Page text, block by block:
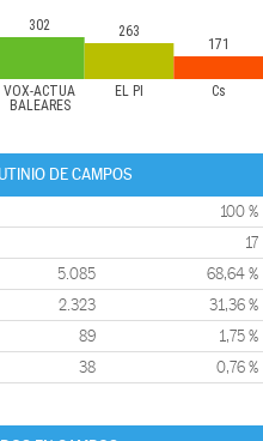
VOX-ACTUA
BALEARES
EL PI Cs
302 263
171
DE CAMPOS
100 %
17
5.085 68,64 %
2.323 31,36 %
89 1,75 %
38 0,76 %